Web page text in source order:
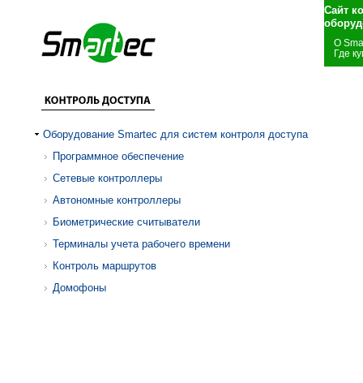
Сайт
О
Где
Оборудование Smartec для систем контроля доступа
Программное обеспечение
Сетевые контроллеры
Автономные контроллеры
Биометрические считыватели
Терминалы учета рабочего времени
Контроль маршрутов
Домофоны